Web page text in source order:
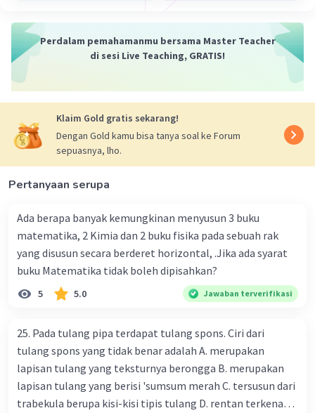
Iklan
Nadia N Level 2
19 April 2024 11:31
Semoga membantu ya kak
Seni rupa klasik Indonesia adalah bentuk puncak seni
yang datang didukung oleh kebudayaan istana masa
lampau dengan tuntunan teori dan kaidah seni untuk
Seni lukis zaman klasik Di zaman ini lukisan dimaksudkan
di alam. Hal ini sebagai akibat berkembangnya ilmu
pengetahuan dan dimulainya kesadaran bahwa seni lukis
mampu berkomunikasi lebih baik daripada kata-kata
dalam banyak hal
Beri Rating Balas
Perdalam pemahamanmu bersama Master Teacher
di sesi Live Teaching, GRATIS!
Klaim Gold gratis sekarang!
Dengan Gold kamu bisa tanya soal ke Forum
sepuasnya, lho.
Pertanyaan serupa
Ada berapa banyak kemungkinan menyusun 3 buku
matematika, 2 Kimia dan 2 buku fisika pada sebuah rak
yang disusun secara berderet horizontal, .Jika ada syarat
buku Matematika tidak boleh dipisahkan?
5 5.0 Jawaban terverifikasi
25. Pada tulang pipa terdapat tulang spons. Ciri dari
tulang spons yang tidak benar adalah A. merupakan
lapisan tulang yang teksturnya berongga B. merupakan
lapisan tulang yang berisi 'sumsum merah C. tersusun dari
trabekula berupa kisi-kisi tipis tulang D. rentan terkena